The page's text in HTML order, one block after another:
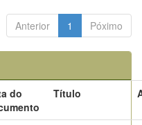
Anterior 1 Póximo
do
Título